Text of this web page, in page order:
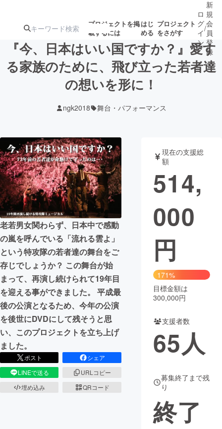
プロジェクトを掲
載するには
はじ
める
プロジェクト
をさがす
注目のリ 注目の新着プロ募集終了が近いプ
テクノロジー・ガジェット
映像・映画 書籍・雑誌
ビジネス・起業 チャレンジ
まちづくり・地域活性化
CAMPFIRE for Social Good
CAMPFIRE Creation
CAMPFIREふるさと納税machi-ya コミュニティ
ロ
グ
イ
ン
/
新
規
会
員
登
録
『今、日本はいい国ですか？』愛す
る家族のために、飛び立った若者達
の想いを形に！
ngk2018 舞台・パフォーマンス
老若男女関わらず、日本中で感動
の嵐を呼んでいる「流れる雲よ」
という特攻隊の若者達の舞台をご
存じでしょうか？ この舞台が始
まって、再演し続けられて19年目
を迎える事ができました。 平成最
後の公演となるため、今年の公演
を後世にDVDにして残そうと思
い、このプロジェクトを立ち上げ
ました。
ポスト
シェア
LINEで送る
URLコピー
埋め込み
QRコード
現在の支援総
額
514,
000
円
171%
目標金額は
300,000円
支援者数
65人
募集終了まで残
り
終了